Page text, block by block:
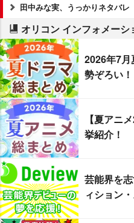
田中みな実、うっかりネタバレ
オリコン インフォメーシ
2026年7
勢ぞろい！
【夏アニ
挙紹介！
芸能界を
ィション